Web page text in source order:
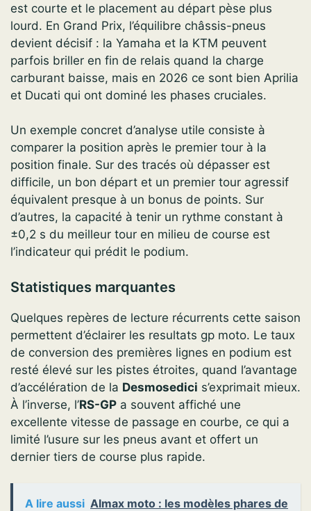
est courte et le placement au départ pèse plus
lourd. En Grand Prix, l’équilibre châssis-pneus
devient décisif : la Yamaha et la KTM peuvent
parfois briller en fin de relais quand la charge
carburant baisse, mais en 2026 ce sont bien Aprilia
et Ducati qui ont dominé les phases cruciales.
Un exemple concret d’analyse utile consiste à
comparer la position après le premier tour à la
position finale. Sur des tracés où dépasser est
difficile, un bon départ et un premier tour agressif
équivalent presque à un bonus de points. Sur
d’autres, la capacité à tenir un rythme constant à
±0,2 s du meilleur tour en milieu de course est
l’indicateur qui prédit le podium.
Statistiques marquantes
Quelques repères de lecture récurrents cette saison
permettent d’éclairer les resultats gp moto. Le taux
de conversion des premières lignes en podium est
resté élevé sur les pistes étroites, quand l’avantage
d’accélération de la Desmosedici s’exprimait mieux.
À l’inverse, l’RS-GP a souvent affiché une
excellente vitesse de passage en courbe, ce qui a
limité l’usure sur les pneus avant et offert un
dernier tiers de course plus rapide.
A lire aussi Almax moto : les modèles phares de